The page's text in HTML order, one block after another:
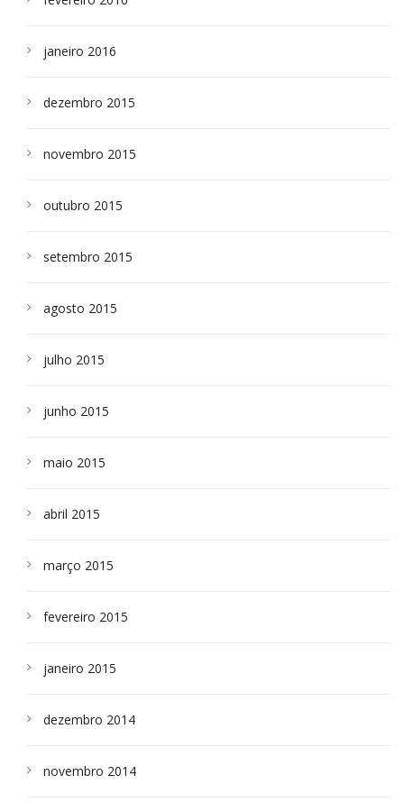
janeiro 2016
dezembro 2015
novembro 2015
outubro 2015
setembro 2015
agosto 2015
julho 2015
junho 2015
maio 2015
abril 2015
março 2015
fevereiro 2015
janeiro 2015
dezembro 2014
novembro 2014